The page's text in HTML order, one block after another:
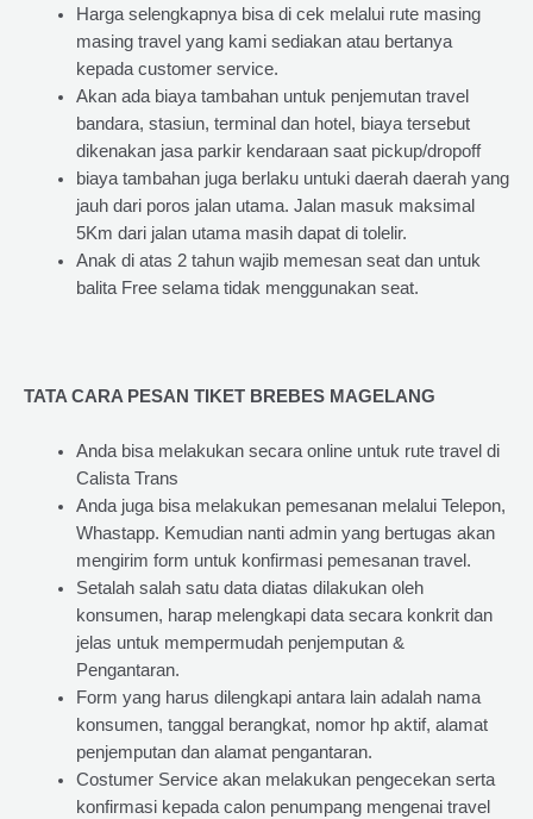
Harga selengkapnya bisa di cek melalui rute masing
masing travel yang kami sediakan atau bertanya
kepada customer service.
Akan ada biaya tambahan untuk penjemutan travel
bandara, stasiun, terminal dan hotel, biaya tersebut
dikenakan jasa parkir kendaraan saat pickup/dropoff
biaya tambahan juga berlaku untuki daerah daerah yang
jauh dari poros jalan utama. Jalan masuk maksimal
5Km dari jalan utama masih dapat di tolelir.
Anak di atas 2 tahun wajib memesan seat dan untuk
balita Free selama tidak menggunakan seat.
TATA CARA PESAN TIKET BREBES MAGELANG
Anda bisa melakukan secara online untuk rute travel di
Calista Trans
Anda juga bisa melakukan pemesanan melalui Telepon,
Whastapp. Kemudian nanti admin yang bertugas akan
mengirim form untuk konfirmasi pemesanan travel.
Setalah salah satu data diatas dilakukan oleh
konsumen, harap melengkapi data secara konkrit dan
jelas untuk mempermudah penjemputan &
Pengantaran.
Form yang harus dilengkapi antara lain adalah nama
konsumen, tanggal berangkat, nomor hp aktif, alamat
penjemputan dan alamat pengantaran.
Costumer Service akan melakukan pengecekan serta
konfirmasi kepada calon penumpang mengenai travel